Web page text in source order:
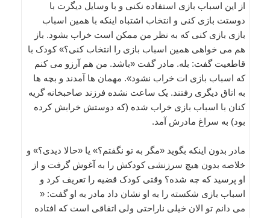
از این اسباب بازی استفاده نکنی و با وسایل دیگرت با
دوستت بازی کنی و انتخاب اشتباه اینکه با همین اسباب
بازی بازی کنی که به نظر من ممکن است خراب بشود. باز
هم می خواهی همین اسباب بازی را انتخاب کنی؟» کودک با
قاطعیت گفت: بله. مادر گفت «باشد. من هم آرزو می کنم
که اسباب بازی ات خراب نشود». مهمان ها آمدند و بچه ها
به اتاق دیگری رفتند. یک ساعت نشده فرزند صاحبخانه گریه
کنان با اسباب بازی خراب شده (که دوستش خرابش کرده
بود) به سراغ مادرش آمد.
مادر بدون اینکه بگوید «مگر به تو نگفتم؟» یا «حالا دیدی؟» و
خلاصه بدون هیچ سرزنشی کودکش را به آغوش گرفت و از
او پرسید که چه شده؟ وقتی کودک قضیه را تعریف کرد و
اسباب بازی شکسته را به او نشان داد مادر به او گفت: «
می دانم تو الان خیلی ناراحتی ولی اتفاقی است که افتاده